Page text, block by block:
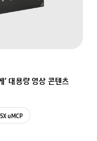
대용량 영상 콘텐츠
uMCP